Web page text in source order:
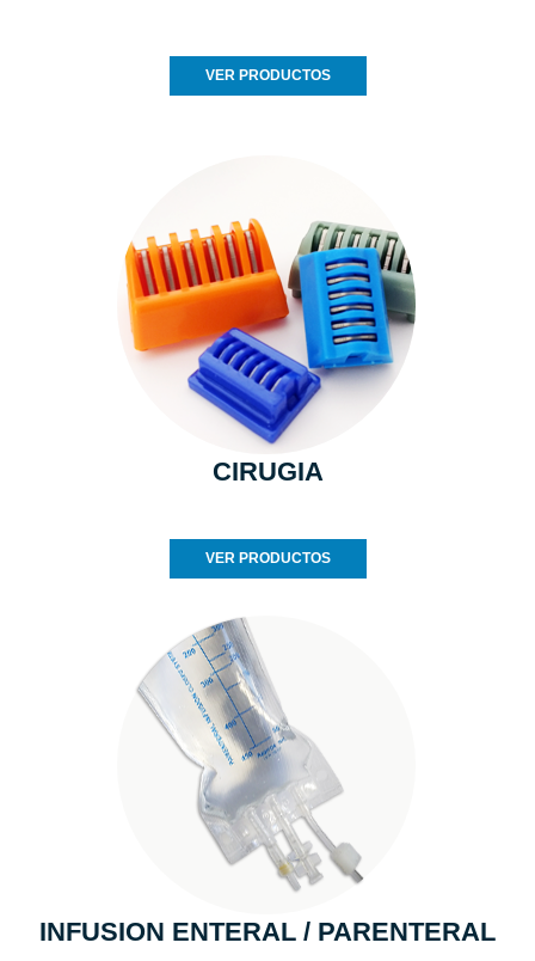
VER PRODUCTOS
CIRUGIA
VER PRODUCTOS
INFUSION ENTERAL / PARENTERAL